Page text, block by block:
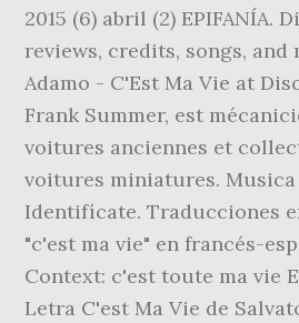
2015 (6) abril (2) EPIFANÍA.
reviews, credits, songs, and
Adamo - C'Est Ma Vie at
Frank Summer, est
voitures anciennes et
voitures miniatures. Musica
Identifícate. Traducciones
"c'est ma vie" en francés-
Context: c'est toute ma vie
Letra C'est Ma Vie de